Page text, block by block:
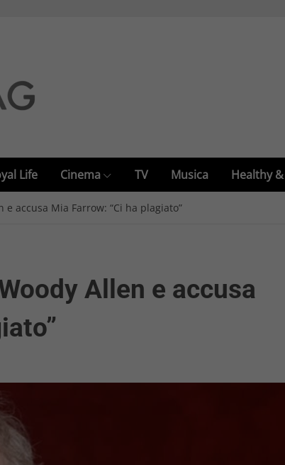
Life Cinema TV Musica Healthy
accusa Mia Farrow: “Ci ha plagiato”
Allen e accusa